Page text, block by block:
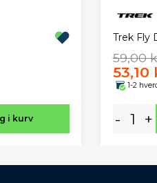
i kurv
Trek Fly
59,00
53,10
1-2
- +